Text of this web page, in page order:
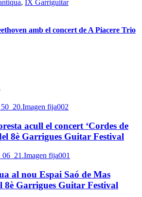
, IX Garriguitar
amb el concert de A Piacere Trio
acull el concert ‘Cordes de
8è Garrigues Guitar Festival
al nou Espai Saó de Mas
8è Garrigues Guitar Festival